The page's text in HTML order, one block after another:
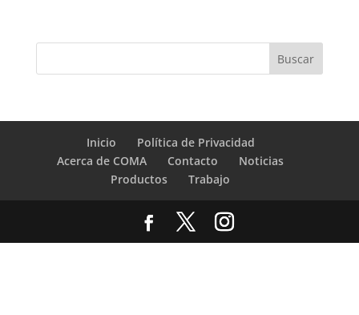
Inicio
Política de Privacidad
Acerca de COMA
Contacto
Noticias
Productos
Trabajo